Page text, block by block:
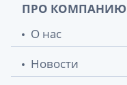
ПРО КОМПАНИЮ
О нас
Новости